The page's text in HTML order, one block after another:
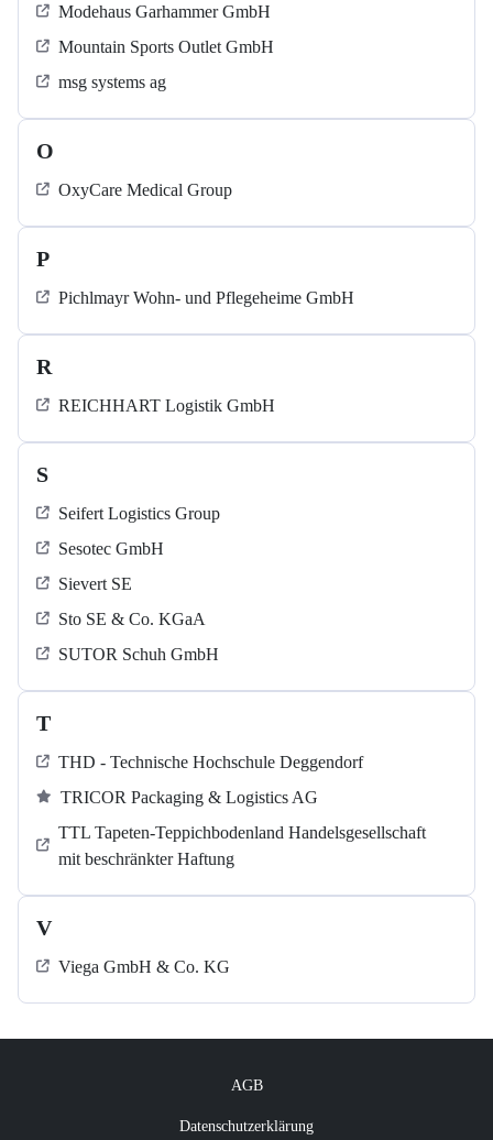
Modehaus Garhammer GmbH
Mountain Sports Outlet GmbH
msg systems ag
O
OxyCare Medical Group
P
Pichlmayr Wohn- und Pflegeheime GmbH
R
REICHHART Logistik GmbH
S
Seifert Logistics Group
Sesotec GmbH
Sievert SE
Sto SE & Co. KGaA
SUTOR Schuh GmbH
T
THD - Technische Hochschule Deggendorf
TRICOR Packaging & Logistics AG
TTL Tapeten-Teppichbodenland Handelsgesellschaft
mit beschränkter Haftung
V
Viega GmbH & Co. KG
AGB
Datenschutzerklärung